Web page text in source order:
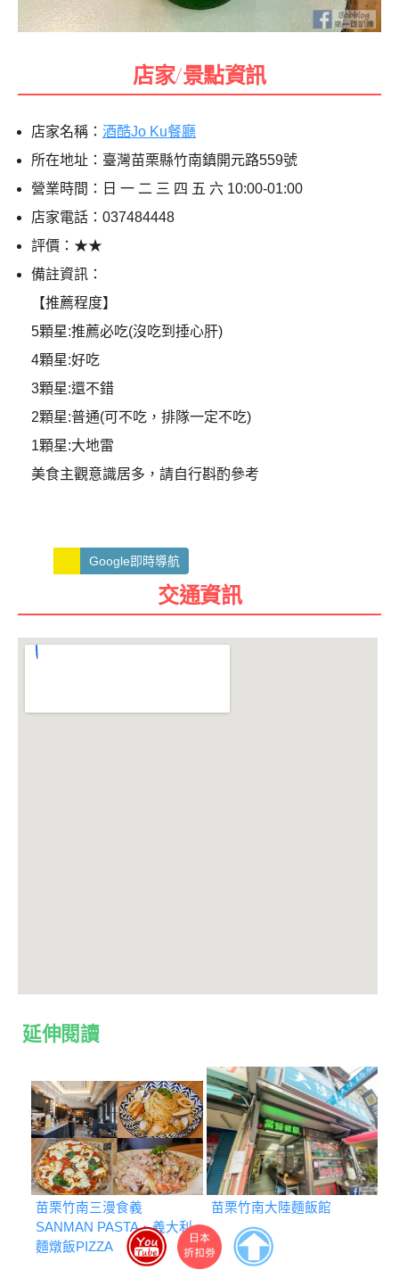
店家/景點資訊
店家名稱： 酒酷Jo Ku餐廳
所在地址：臺灣苗栗縣竹南鎮開元路559號
營業時間：日 一 二 三 四 五 六 10:00-01:00
店家電話：037484448
評價：★★
備註資訊：
【推薦程度】
5顆星:推薦必吃(沒吃到捶心肝)
4顆星:好吃
3顆星:還不錯
2顆星:普通(可不吃，排隊一定不吃)
1顆星:大地雷
美食主觀意識居多，請自行斟酌參考
Google即時導航
交通資訊
延伸閱讀
苗栗竹南三漫食義
SANMAN PASTA、義大利
麵燉飯PIZZA
苗栗竹南大陸麵飯館